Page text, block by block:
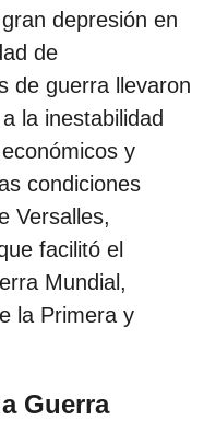
depresión en
de
de guerra llevaron
la inestabilidad
y
condiciones
Versalles,
facilitó el
Mundial,
la Primera y
Guerra